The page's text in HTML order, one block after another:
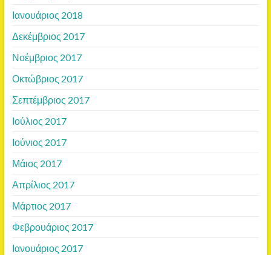
Ιανουάριος 2018
Δεκέμβριος 2017
Νοέμβριος 2017
Οκτώβριος 2017
Σεπτέμβριος 2017
Ιούλιος 2017
Ιούνιος 2017
Μάιος 2017
Απρίλιος 2017
Μάρτιος 2017
Φεβρουάριος 2017
Ιανουάριος 2017